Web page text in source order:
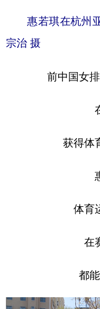
惠若琪在杭州
宗治 摄
前中国女
获得体
体育
在
都